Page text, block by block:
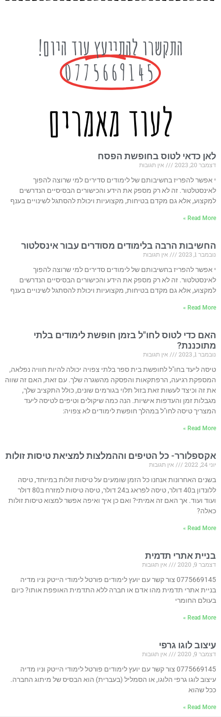
התקשרו להתייעץ עוד היום!
0775669145
לעוד מאמרים
לאן כדאי לטוס בחופשת הפסח
דצמבר 20, 2023
אין תגובות
י אפשר להפריז בחשיבותם של לימודים סדירים למי שרוצה להפוך
לאינסטלטור. זה לא רק מספק את הידע והכישורים הבסיסיים הנדרשים
למקצוע, אלא גם מקדם בטיחות, מקצועיות ויכולת להסתגל לשינויים בענף
Read More »
החשיבות הרבה בלימודים מסודרים עבור אינסלטור
נובמבר 1, 2023
אין תגובות
י אפשר להפריז בחשיבותם של לימודים סדירים למי שרוצה להפוך
לאינסטלטור. זה לא רק מספק את הידע והכישורים הבסיסיים הנדרשים
למקצוע, אלא גם מקדם בטיחות, מקצועיות ויכולת להסתגל לשינויים בענף
Read More »
האם כדי לטוס לחו"ל בזמן חופשת לימודים בלתי
מתוכננת?
נובמבר 1, 2023
אין תגובות
טיסה ליעד בחו"ל לחופשת בית ספר בלתי צפויה יכולה להיות חוויה נפלאה,
המספקת רגיעה, הרפתקאות והפסקה מהשגרה שלך. עם זאת, האם זה שווה
את זה וכיצד לעשות זאת בזול תלוי בגורמים שונים, כולל התקציב שלך,
מגבלות זמן והעדפות אישיות. הנה כמה שיקולים וטיפים לטיסה ליעד
המצריך טיסה לחו"ל במהלך חופשת לימודים לא צפויה:
Read More »
אקספלורר- כל הטיפים וההמלצות למציאת טיסות זולות
יוני 24, 2022
אין תגובות
בשנים האחרונות אנחנו כל הזמן שומעים על טיסות זולות במיוחד, טיסה
ללונדון ב40 דולר, טיסה לפראג ב24 דולר, טיסה טיסות למזרח ב80 דולר
ועוד ועוד. אך האם זה אמיתי? ואם כן איך ואיפה אפשר למצוא טיסות זולות
כאלה?
Read More »
בניית אתרי תדמית
דצמבר 9, 2020
אין תגובות
0775669145 צור קשר עם יועץ לימודים פורטל לימודי הייטק וניו מדיה
בניית אתרי תדמית מהו אדם או חברה ללא התדמית האופפת אותו? כיום
בעולם החומרי
Read More »
עיצוב לוגו גרפי
דצמבר 9, 2020
אין תגובות
0775669145 צור קשר עם יועץ לימודים פורטל לימודי הייטק וניו מדיה
עיצוב לוגו גרפי הלוגו, או הסמליל (בעברית) הוא הבסיס של מיתוג החברה.
ככל שהוא
Read More »